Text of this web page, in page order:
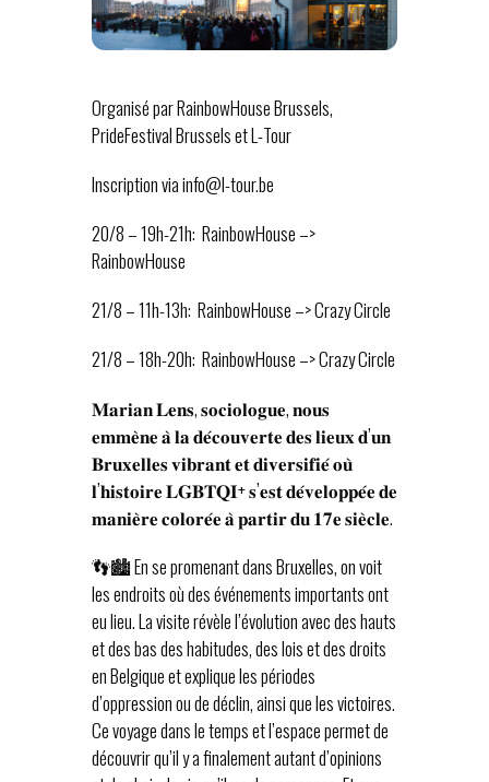
Organisé par RainbowHouse Brussels,
PrideFestival Brussels et L-Tour
Inscription via info@l-tour.be
20/8 – 19h-21h: RainbowHouse –>
RainbowHouse
21/8 – 11h-13h: RainbowHouse –> Crazy Circle
21/8 – 18h-20h: RainbowHouse –> Crazy Circle
𝐌𝐚𝐫𝐢𝐚𝐧 𝐋𝐞𝐧𝐬, 𝐬𝐨𝐜𝐢𝐨𝐥𝐨𝐠𝐮𝐞, 𝐧𝐨𝐮𝐬
𝐞𝐦𝐦𝐞̀𝐧𝐞 𝐚̀ 𝐥𝐚 𝐝𝐞́𝐜𝐨𝐮𝐯𝐞𝐫𝐭𝐞 𝐝𝐞𝐬 𝐥𝐢𝐞𝐮𝐱 𝐝’𝐮𝐧
𝐁𝐫𝐮𝐱𝐞𝐥𝐥𝐞𝐬 𝐯𝐢𝐛𝐫𝐚𝐧𝐭 𝐞𝐭 𝐝𝐢𝐯𝐞𝐫𝐬𝐢𝐟𝐢𝐞́ 𝐨𝐮̀
𝐥’𝐡𝐢𝐬𝐭𝐨𝐢𝐫𝐞 𝐋𝐆𝐁𝐓𝐐𝐈+ 𝐬’𝐞𝐬𝐭 𝐝𝐞́𝐯𝐞𝐥𝐨𝐩𝐩𝐞́𝐞 𝐝𝐞
𝐦𝐚𝐧𝐢𝐞̀𝐫𝐞 𝐜𝐨𝐥𝐨𝐫𝐞́𝐞 𝐚̀ 𝐩𝐚𝐫𝐭𝐢𝐫 𝐝𝐮 𝟏𝟕𝐞 𝐬𝐢𝐞̀𝐜𝐥𝐞.
👣🏙️ En se promenant dans Bruxelles, on voit
les endroits où des événements importants ont
eu lieu. La visite révèle l’évolution avec des hauts
et des bas des habitudes, des lois et des droits
en Belgique et explique les périodes
d’oppression ou de déclin, ainsi que les victoires.
Ce voyage dans le temps et l’espace permet de
découvrir qu’il y a finalement autant d’opinions